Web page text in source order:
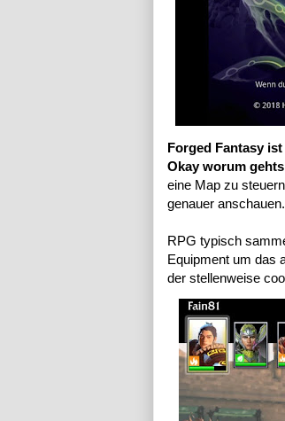
Forged Fantasy
Okay worum
eine Map zu
genauer anschauen.
RPG typisch
Equipment um das
der stellenweise